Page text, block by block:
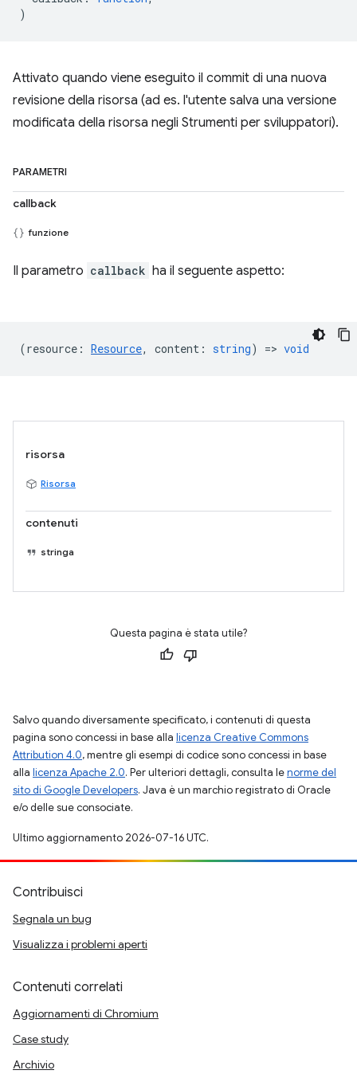
)
Attivato quando viene eseguito il commit di una nuova
revisione della risorsa (ad es. l'utente salva una versione
modificata della risorsa negli Strumenti per sviluppatori).
PARAMETRI
callback
funzione
Il parametro callback ha il seguente aspetto:
(resource : Resource, content : string) => void
risorsa
Risorsa
contenuti
stringa
Questa pagina è stata utile?
Salvo quando diversamente specificato, i contenuti di questa
pagina sono concessi in base alla licenza Creative Commons
Attribution 4.0, mentre gli esempi di codice sono concessi in base
alla licenza Apache 2.0. Per ulteriori dettagli, consulta lenorme del
sito di Google Developers. Java è un marchio registrato di Oracle
e/o delle sue consociate.
Ultimo aggiornamento 2026-07-16 UTC.
Contribuisci
Segnala un bug
Visualizza i problemi aperti
Contenuti correlati
Aggiornamenti di Chromium
Case study
Archivio